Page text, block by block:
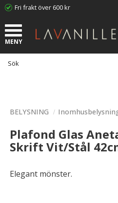
Fri frakt över 600 kr
BELYSNING
Plafond Glas
Skrift Vit/Stål
Elegant mönster.